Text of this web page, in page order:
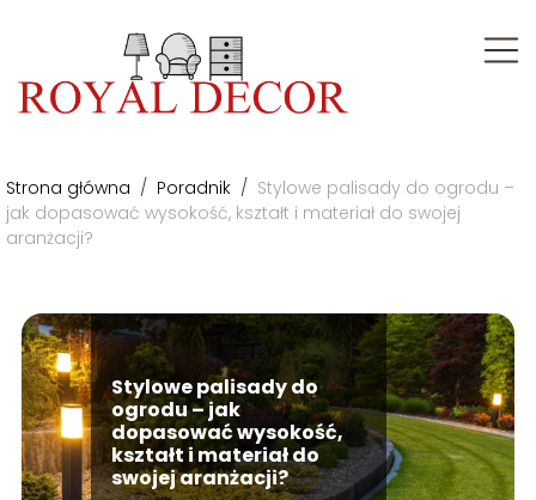
Strona główna / Poradnik / Stylowe palisady do ogrodu –
jak dopasować wysokość, kształt i materiał do swojej
aranżacji?
Stylowe palisady do
ogrodu – jak
dopasować wysokość,
kształt i materiał do
swojej aranżacji?